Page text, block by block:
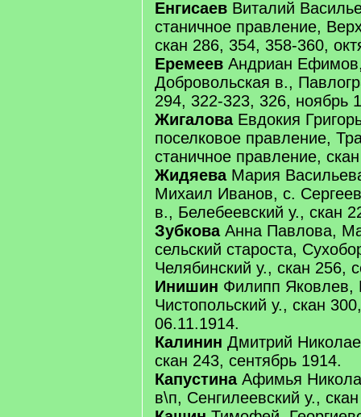
Енгисаев Виталий
станичное правление,
скан 286, 354, 358-360,
Еремеев Андриан
Добровольская в.,
294, 322-323, 326, ноябрь
ЖигаловаЕвдокия
поселковое правление,
станичное правление,
ЖидяеваМария
Михаил Иванов, с.
в., Белебеевский у., скан
Зубкова Анна Павлова,
сельский староста,
Челябинский у., скан 256,
Инишин Филипп Яковлев,
Чистопольский у., скан
06.11.1914.
Калинин Дмитрий
скан 243, сентябрь 1914.
КапустинаАфимья
в\п, Сенгилеевский у.,